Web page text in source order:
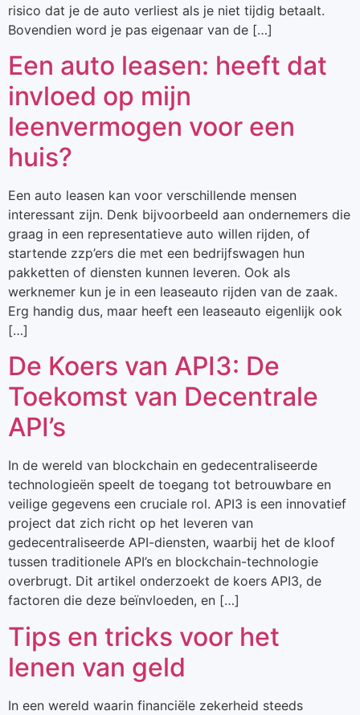
risico dat je de auto verliest als je niet tijdig betaalt.
Bovendien word je pas eigenaar van de […]
Een auto leasen: heeft dat
invloed op mijn
leenvermogen voor een
huis?
Een auto leasen kan voor verschillende mensen
interessant zijn. Denk bijvoorbeeld aan ondernemers die
graag in een representatieve auto willen rijden, of
startende zzp’ers die met een bedrijfswagen hun
pakketten of diensten kunnen leveren. Ook als
werknemer kun je in een leaseauto rijden van de zaak.
Erg handig dus, maar heeft een leaseauto eigenlijk ook
[…]
De Koers van API3: De
Toekomst van Decentrale
API’s
In de wereld van blockchain en gedecentraliseerde
technologieën speelt de toegang tot betrouwbare en
veilige gegevens een cruciale rol. API3 is een innovatief
project dat zich richt op het leveren van
gedecentraliseerde API-diensten, waarbij het de kloof
tussen traditionele API’s en blockchain-technologie
overbrugt. Dit artikel onderzoekt de koers API3, de
factoren die deze beïnvloeden, en […]
Tips en tricks voor het
lenen van geld
In een wereld waarin financiële zekerheid steeds